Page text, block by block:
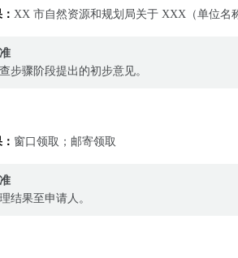
XX 市自然资源和规划局关于 XXX（单位名
步骤阶段提出的初步意见。
窗口领取；邮寄领取
结果至申请人。